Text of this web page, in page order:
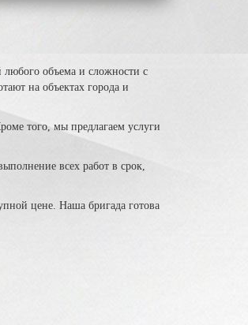
объема и сложности с
на объектах города и
того, мы предлагаем услуги
всех работ в срок,
цене. Наша бригада готова